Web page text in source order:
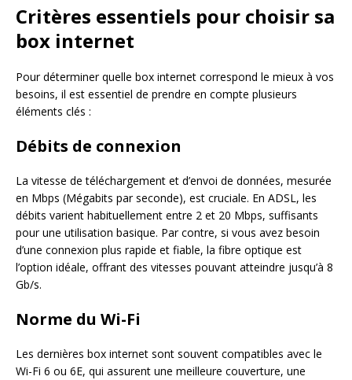
Critères essentiels pour choisir sa
box internet
Pour déterminer quelle box internet correspond le mieux à vos
besoins, il est essentiel de prendre en compte plusieurs
éléments clés :
Débits de connexion
La vitesse de téléchargement et d’envoi de données, mesurée
en Mbps (Mégabits par seconde), est cruciale. En ADSL, les
débits varient habituellement entre 2 et 20 Mbps, suffisants
pour une utilisation basique. Par contre, si vous avez besoin
d’une connexion plus rapide et fiable, la fibre optique est
l’option idéale, offrant des vitesses pouvant atteindre jusqu’à 8
Gb/s.
Norme du Wi-Fi
Les dernières box internet sont souvent compatibles avec le
Wi-Fi 6 ou 6E, qui assurent une meilleure couverture, une